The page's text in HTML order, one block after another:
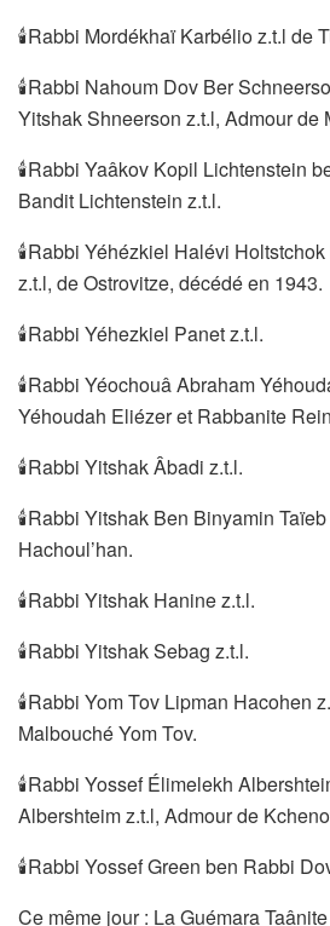
🕯Rabbi Mordékhaï Karbélio z.t.l de
🕯Rabbi Nahoum Dov Ber
Yitshak Shneerson z.t.l, Admour de
🕯Rabbi Yaâkov Kopil Lichtenstein
Bandit Lichtenstein z.t.l.
🕯Rabbi Yéhézkiel Halévi
z.t.l, de Ostrovitze, décédé en 1943.
🕯Rabbi Yéhezkiel Panet z.t.l.
🕯Rabbi Yéochouâ Abraham
Yéhoudah Eliézer et Rabbanite
🕯Rabbi Yitshak Âbadi z.t.l.
🕯Rabbi Yitshak Ben Binyamin
Hachoul’han.
🕯Rabbi Yitshak Hanine z.t.l.
🕯Rabbi Yitshak Sebag z.t.l.
🕯Rabbi Yom Tov Lipman Hacohen
Malbouché Yom Tov.
🕯Rabbi Yossef Élimelekh
Albershteim z.t.l, Admour de
🕯Rabbi Yossef Green ben Rabbi
Ce même jour : La Guémara